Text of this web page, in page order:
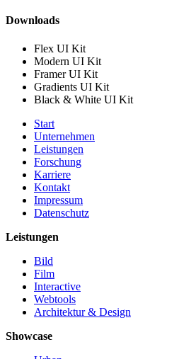
Downloads
Flex UI Kit
Modern UI Kit
Framer UI Kit
Gradients UI Kit
Black & White UI Kit
Start
Unternehmen
Leistungen
Forschung
Karriere
Kontakt
Impressum
Datenschutz
Leistungen
Bild
Film
Interactive
Webtools
Architektur & Design
Showcase